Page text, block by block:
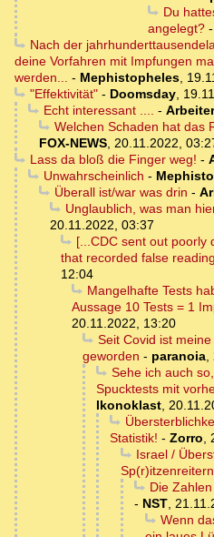
Du
angelegt? -
Nach der
deine Vorfahren mit Impfungen
werden... - Mephistopheles,
"Effektivität"- Doomsday,
Echt interessant .... - Arbeiter
Welchen Schaden hat das
FOX-NEWS, 20.11.2022,
Lass da bloß die Finger weg! -
Unwahrscheinlich -
Überall ist/war was drin -
Unglaublich, was man
20.11.2022, 03:37
[...CDC sent out poorly
that recorded false
12:04
Mangelhafte Tests
Aussage 10 Tests = 1
20.11.2022, 13:20
Seit Covid ist
geworden - paranoia,
Sehe ich auch
Spucktests mit
Ikonoklast,
Statistik! - Zorro,
Israel /
Sp(r)itzenreitern
Die
- NST,
Wenn